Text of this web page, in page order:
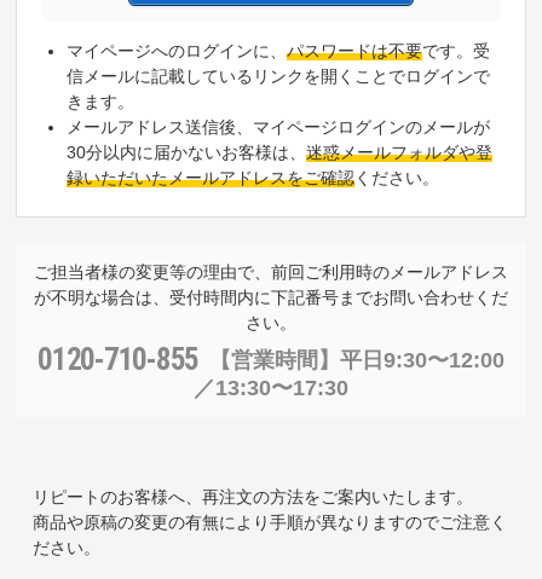
マイページへのログインに、パスワードは不要です。受
信メールに記載しているリンクを開くことでログインで
きます。
メールアドレス送信後、マイページログインのメールが
30分以内に届かないお客様は、迷惑メールフォルダや登
録いただいたメールアドレスをご確認ください。
ご担当者様の変更等の理由で、前回ご利用時のメールアドレス
が不明な場合は、受付時間内に下記番号までお問い合わせくだ
さい。
0120-710-855 【営業時間】 平日9:30〜12:00
／13:30〜17:30
リピートのお客様へ、再注文の方法をご案内いたします。
商品や原稿の変更の有無により手順が異なりますのでご注意く
ださい。